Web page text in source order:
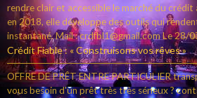
rendre clair et accessible le marché du crédit
en 2018, elle développe des outils qui
instantané. Mail : crdfbl1@gmail.comLe 28/
Crédit Fiable : « Construisons vos rêves »
OFFRE DE PRÊT ENTRE PARTICULIER
vous besoin d'un prêt très très sérieux ?